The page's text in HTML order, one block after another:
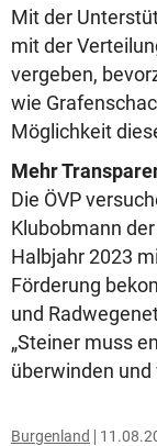
Mit der
mit der
vergeben,
wie
Möglichkeit
Mehr
Die ÖVP
Klubobmann
Halbjahr 2023
Förderung
und
„Steiner muss
überwinden und
Burgenland